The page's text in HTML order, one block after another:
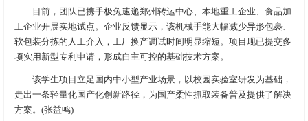
目前，团队已携手极兔速递郑州转运中心、本地重工企业、食品加
工企业开展实地试点。企业反馈显示，该机械手能大幅减少异形包裹、
软包装分拣的人工介入，工厂换产调试时间明显缩短。项目现已提交多
项实用新型专利申请，形成自主可控的基础技术方案。
该学生项目立足国内中小型产业场景，以校园实验室研发为基础，
走出一条轻量化国产化创新路径，为国产柔性抓取装备普及提供了解决
方案。(张益鸣)